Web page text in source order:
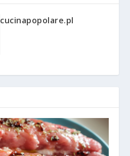
cucinapopolare.pl